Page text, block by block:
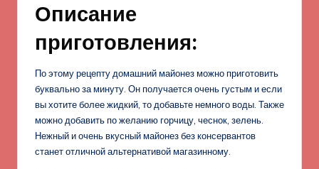
Описание
приготовления:
По этому рецепту домашний майонез можно приготовить
буквально за минуту. Он получается очень густым и если
вы хотите более жидкий, то добавьте немного воды. Также
можно добавить по желанию горчицу, чеснок, зелень.
Нежный и очень вкусный майонез без консервантов
станет отличной альтернативой магазинному.